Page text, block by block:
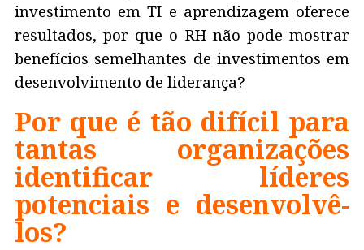
investimento em TI e aprendizagem oferece
resultados, por que o RH não pode mostrar
benefícios semelhantes de investimentos em
desenvolvimento de liderança?
Por que é tão difícil para
tantas organizações
identificar líderes
potenciais e desenvolvê-
los?